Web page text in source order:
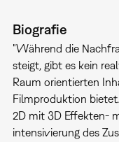
Biografie
"Während die
steigt, gibt es kein
Raum orientierten
Filmproduktion
2D mit 3D Effekten-
intensivierung des